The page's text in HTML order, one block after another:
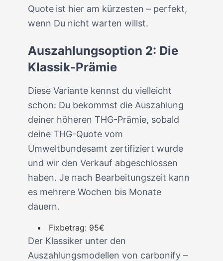
Quote ist hier am kürzesten – perfekt,
wenn Du nicht warten willst.
Auszahlungsoption 2: Die
Klassik-Prämie
Diese Variante kennst du vielleicht
schon: Du bekommst die Auszahlung
deiner höheren THG-Prämie, sobald
deine THG-Quote vom
Umweltbundesamt zertifiziert wurde
und wir den Verkauf abgeschlossen
haben. Je nach Bearbeitungszeit kann
es mehrere Wochen bis Monate
dauern.
Fixbetrag: 95€
Der Klassiker unter den
Auszahlungsmodellen von carbonify –